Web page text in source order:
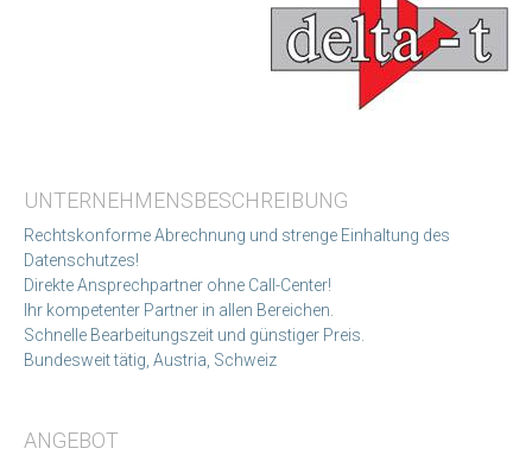
UNTERNEHMENSBESCHREIBUNG
Rechtskonforme Abrechnung und strenge Einhaltung des
Datenschutzes!
Direkte Ansprechpartner ohne Call-Center!
Ihr kompetenter Partner in allen Bereichen.
Schnelle Bearbeitungszeit und günstiger Preis.
Bundesweit tätig, Austria, Schweiz
ANGEBOT